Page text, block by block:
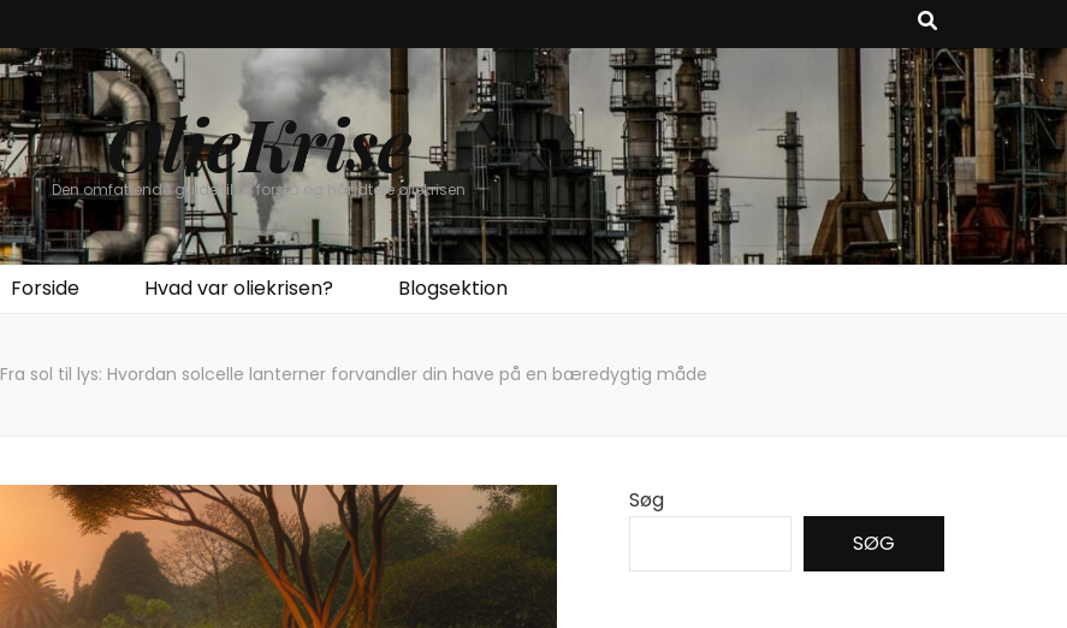
OlieKrise
Den omfattende guide til at forstå og håndtere oliekrisen
Forside Hvad var oliekrisen? Blogsektion
Fra sol til lys: Hvordan solcelle lanterner forvandler din have på en bæredygtig måde
Søg
SØG